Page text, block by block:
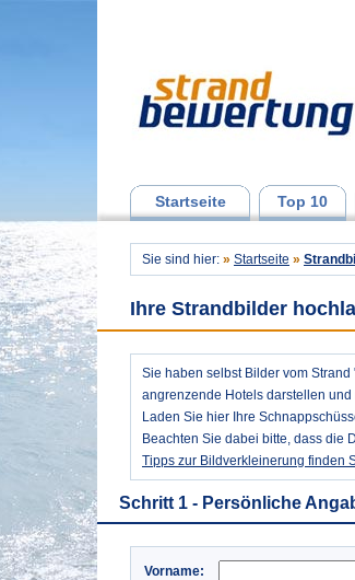
Startseite Top 10
Sie sind hier: » Startseite »
Ihre Strandbilder
Sie haben selbst Bilder vom
angrenzende Hotels darstellen
Laden Sie hier Ihre
Beachten Sie dabei bitte, dass die
Tipps zur Bildverkleinerung finden
Schritt 1 - Persönliche
Vorname: